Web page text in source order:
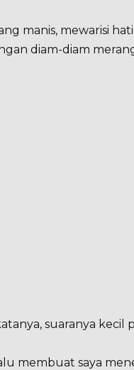
manis, mewarisi
diam-diam
suaranya
membuat saya